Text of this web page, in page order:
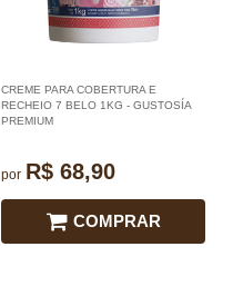
CREME PARA COBERTURA E
RECHEIO 7 BELO 1KG - GUSTOSÍA
PREMIUM
por R$ 68,90
COMPRAR